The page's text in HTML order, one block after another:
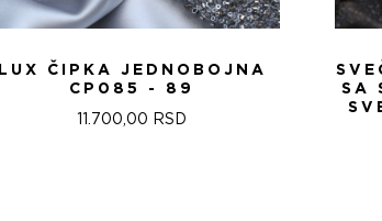
LUX ČIPKA JEDNOBOJNA
CP085 - 89
11.700,00 RSD
SA